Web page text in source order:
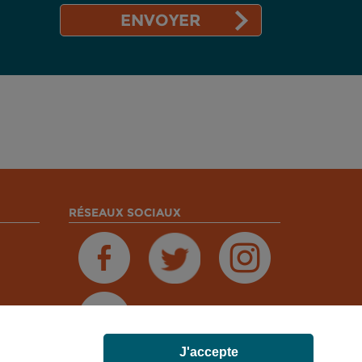
RÉSEAUX SOCIAUX
J'accepte